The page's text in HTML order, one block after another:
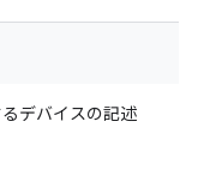
デバイスの記述